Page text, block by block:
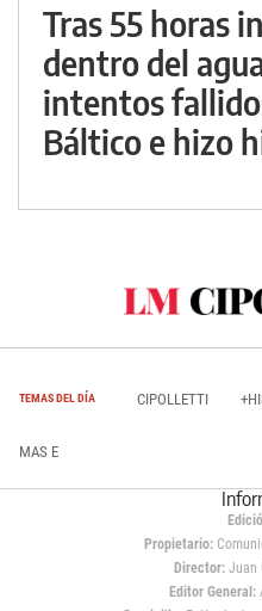
Tras 55 horas
dentro del
intentos
Báltico e hizo
TEMAS DEL DÍA CIPOLLETTI
MAS E
Propietario:
Director: Juan
Editor General: